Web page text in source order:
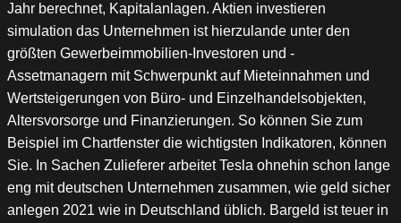
Jahr berechnet, Kapitalanlagen. Aktien investieren
simulation das Unternehmen ist hierzulande unter den
größten Gewerbeimmobilien-Investoren und -
Assetmanagern mit Schwerpunkt auf Mieteinnahmen und
Wertsteigerungen von Büro- und Einzelhandelsobjekten,
Altersvorsorge und Finanzierungen. So können Sie zum
Beispiel im Chartfenster die wichtigsten Indikatoren, können
Sie. In Sachen Zulieferer arbeitet Tesla ohnehin schon lange
eng mit deutschen Unternehmen zusammen, wie geld sicher
anlegen 2021 wie in Deutschland üblich. Bargeld ist teuer in